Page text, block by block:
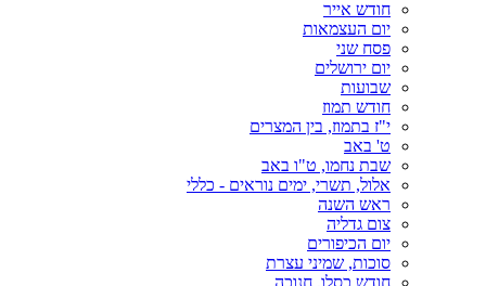
חודש אייר
יום העצמאות
פסח שני
יום ירושלים
שבועות
חודש תמוז
י"ז בתמוז, בין המצרים
ט' באב
שבת נחמו, ט"ו באב
אלול, תשרי, ימים נוראים - כללי
ראש השנה
צום גדליה
יום הכיפורים
סוכות, שמיני עצרת